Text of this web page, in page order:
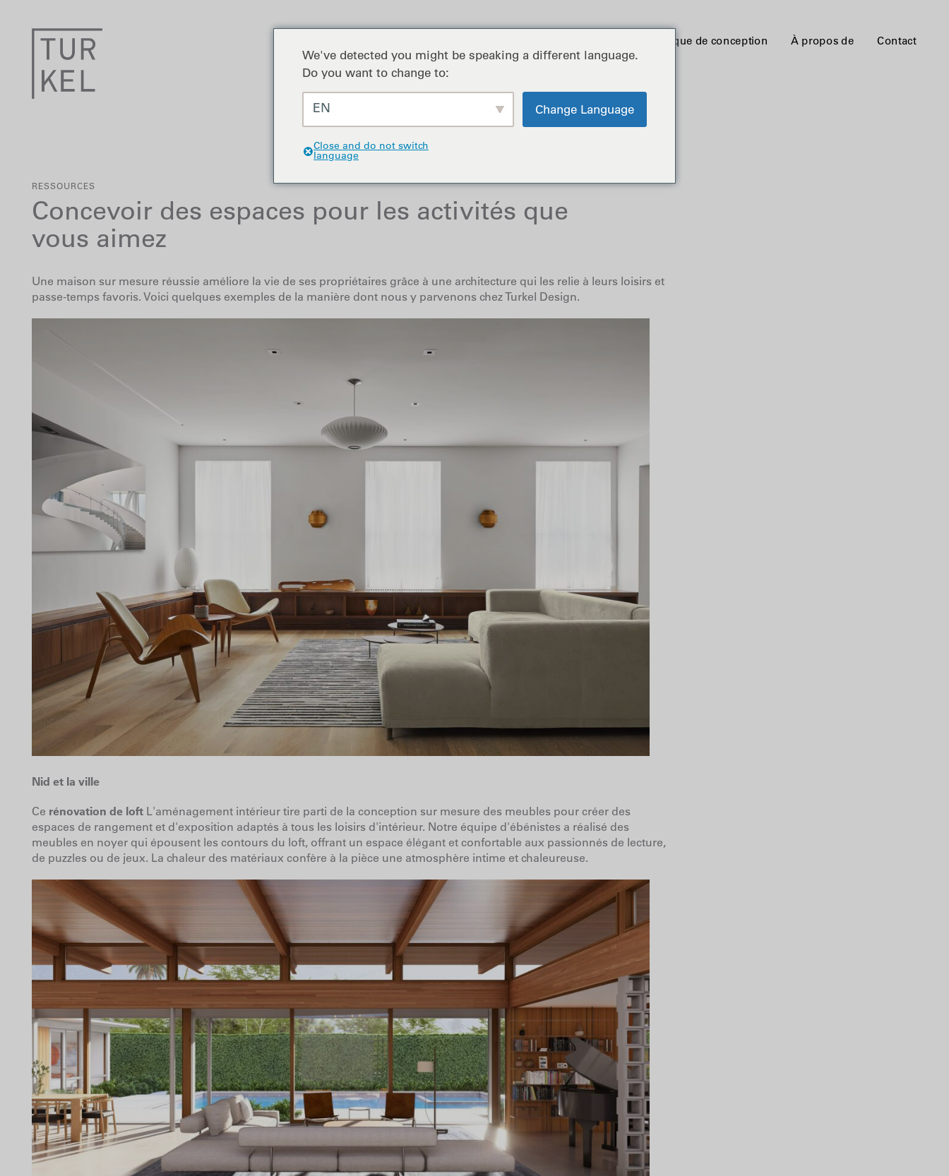
Bibliothèque de conception À propos de Contact
RESSOURCES
Concevoir des espaces pour les activités que
vous aimez
Une maison sur mesure réussie améliore la vie de ses propriétaires grâce à une architecture qui les relie à leurs loisirs et
passe-temps favoris. Voici quelques exemples de la manière dont nous y parvenons chez Turkel Design.
Nid et la ville
Ce rénovation de loft L'aménagement intérieur tire parti de la conception sur mesure des meubles pour créer des
espaces de rangement et d'exposition adaptés à tous les loisirs d'intérieur. Notre équipe d'ébénistes a réalisé des
meubles en noyer qui épousent les contours du loft, offrant un espace élégant et confortable aux passionnés de lecture,
de puzzles ou de jeux. La chaleur des matériaux confère à la pièce une atmosphère intime et chaleureuse.
We've detected you might be speaking a different language.
Do you want to change to:
EN Change Language
Close and do not switch
language